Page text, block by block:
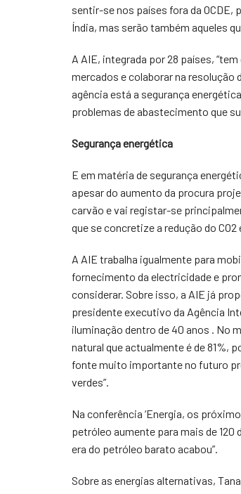
sentir-se nos países fora da OCDE,
Índia, mas serão também aqueles
A AIE, integrada por 28 países,
mercados e colaborar na resolução
agência está a segurança
problemas de abastecimento que
Segurança energética
E em matéria de segurança
apesar do aumento da procura
carvão e vai registar-se
que se concretize a redução do CO2
A AIE trabalha igualmente para
fornecimento da electricidade e
considerar. Sobre isso, a AIE já
presidente executivo da Agência
iluminação dentro de 40 anos . No
natural que actualmente é de 81%,
fonte muito importante no futuro
verdes”.
Na conferência ‘Energia, os
petróleo aumente para mais de 120
era do petróleo barato acabou”.
Sobre as energias alternativas,